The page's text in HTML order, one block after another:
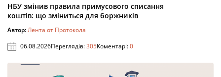
НБУ змінив правила примусового списання
коштів: що зміниться для боржників
Автор:Лента от Протокола
06.08.2026Переглядів:305Коментарі:0